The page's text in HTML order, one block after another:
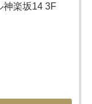
神楽坂14 3F